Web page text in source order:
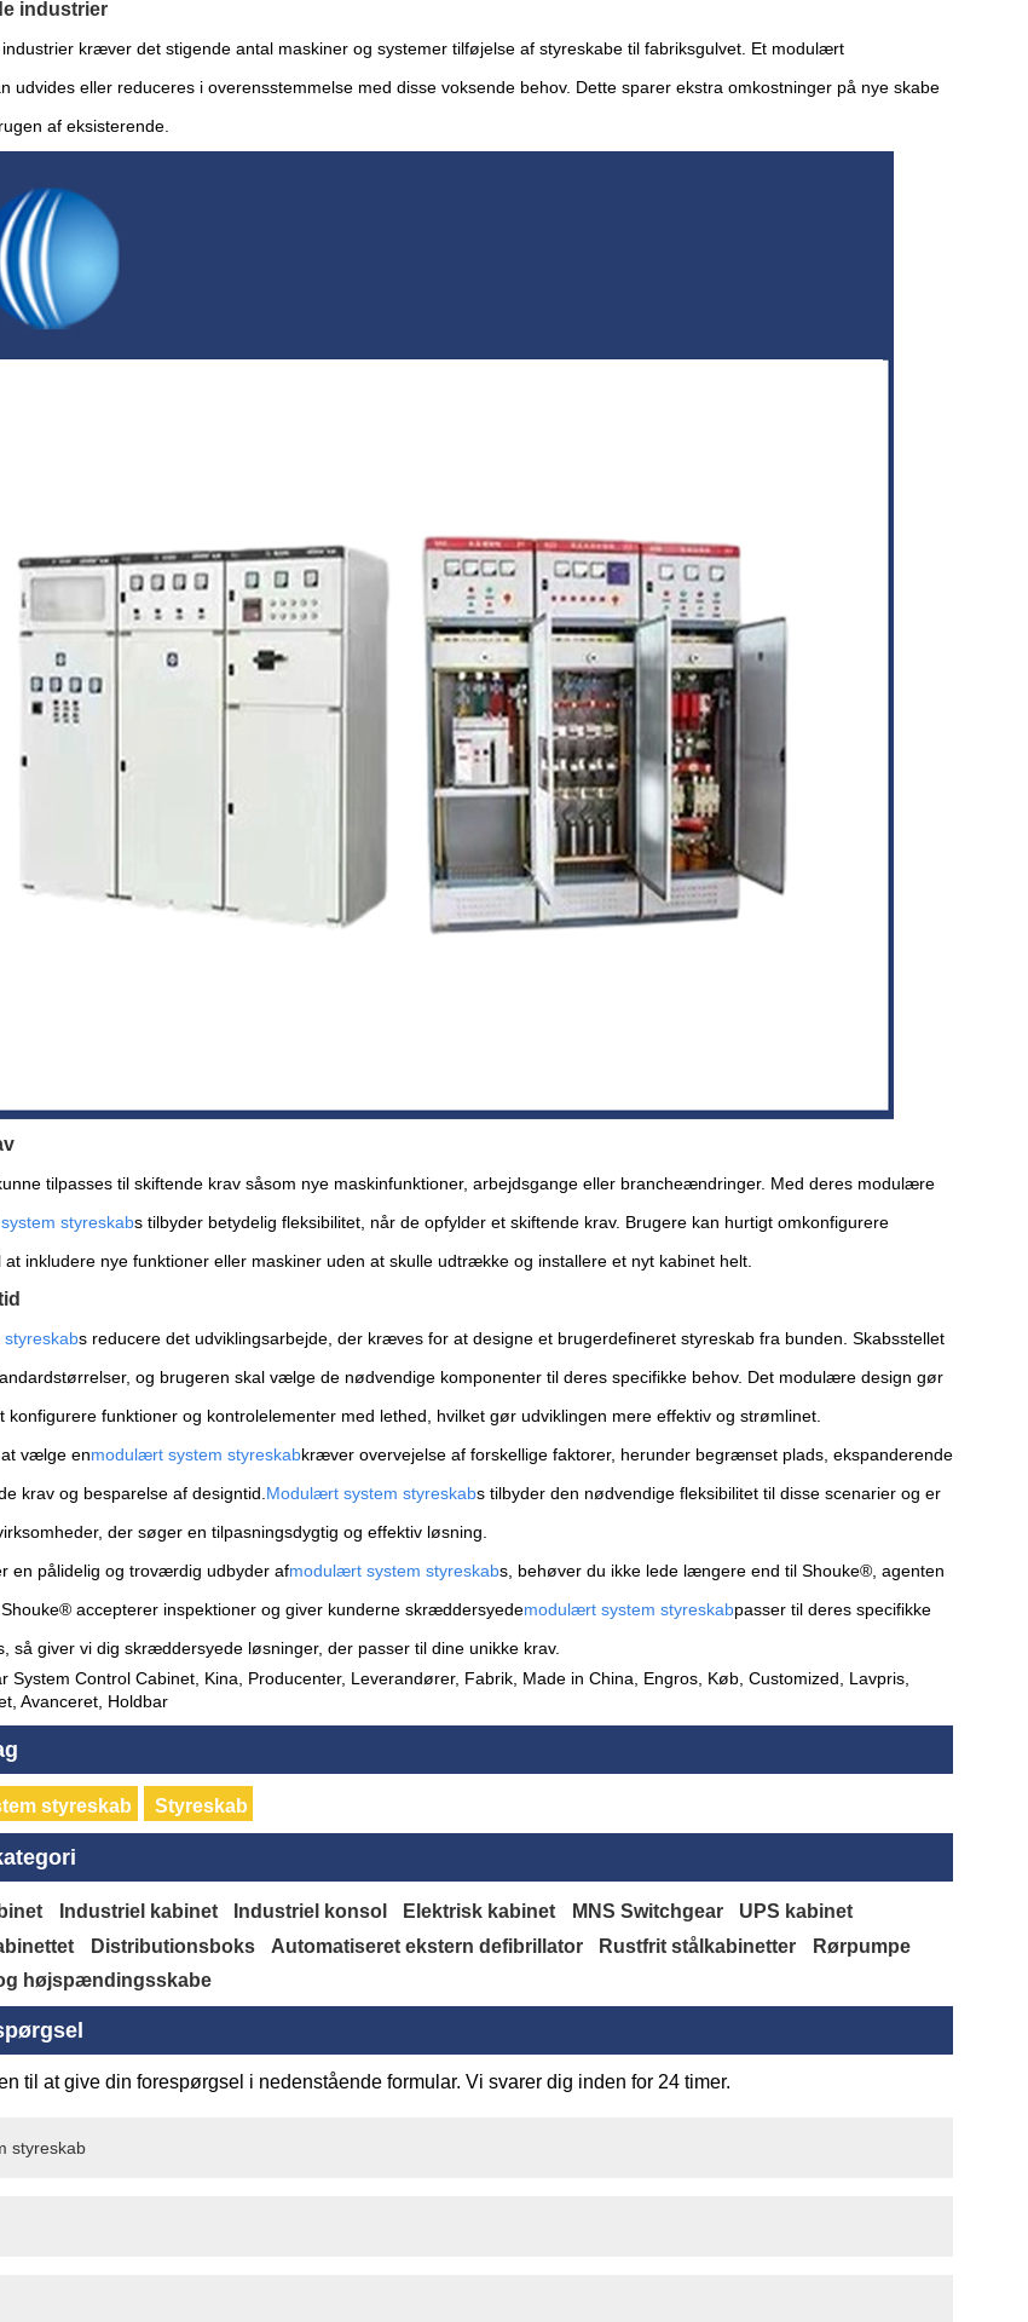
industrier
kræver det stigende antal maskiner og systemer tilføjelse af styreskabe til fabriksgulvet. Et modulært
udvides eller reduceres i overensstemmelse med disse voksende behov. Dette sparer ekstra omkostninger på nye skabe
af ​​eksisterende.
tilpasses til skiftende krav såsom nye maskinfunktioner, arbejdsgange eller brancheændringer. Med deres modulære
styreskabs tilbyder betydelig fleksibilitet, når de opfylder et skiftende krav. Brugere kan hurtigt omkonfigurere
at inkludere nye funktioner eller maskiner uden at skulle udtrække og installere et nyt kabinet helt.
s reducere det udviklingsarbejde, der kræves for at designe et brugerdefineret styreskab fra bunden. Skabsstellet
og brugeren skal vælge de nødvendige komponenter til deres specifikke behov. Det modulære design gør
konfigurere funktioner og kontrolelementer med lethed, hvilket gør udviklingen mere effektiv og strømlinet.
vælge enmodulært system styreskabkræver overvejelse af forskellige faktorer, herunder begrænset plads, ekspanderende
krav og besparelse af designtid.Modulært system styreskabs tilbyder den nødvendige fleksibilitet til disse scenarier og er
der søger en tilpasningsdygtig og effektiv løsning.
en pålidelig og troværdig udbyder afmodulært system styreskabs, behøver du ikke lede længere end til Shouke®, agenten
accepterer inspektioner og giver kunderne skræddersyedemodulært system styreskabpasser til deres specifikke
så giver vi dig skræddersyede løsninger, der passer til dine unikke krav.
System Control Cabinet, Kina, Producenter, Leverandører, Fabrik, Made in China, Engros, Køb, Customized, Lavpris,
Avanceret, Holdbar
styreskab Styreskab
Industriel kabinet Industriel konsol Elektrisk kabinet MNS Switchgear
UPS kabinet
Distributionsboks Automatiseret ekstern defibrillator Rustfrit stålkabinetter
Rørpumpe
højspændingsskabe
til at give din forespørgsel i nedenstående formular. Vi svarer dig inden for 24 timer.